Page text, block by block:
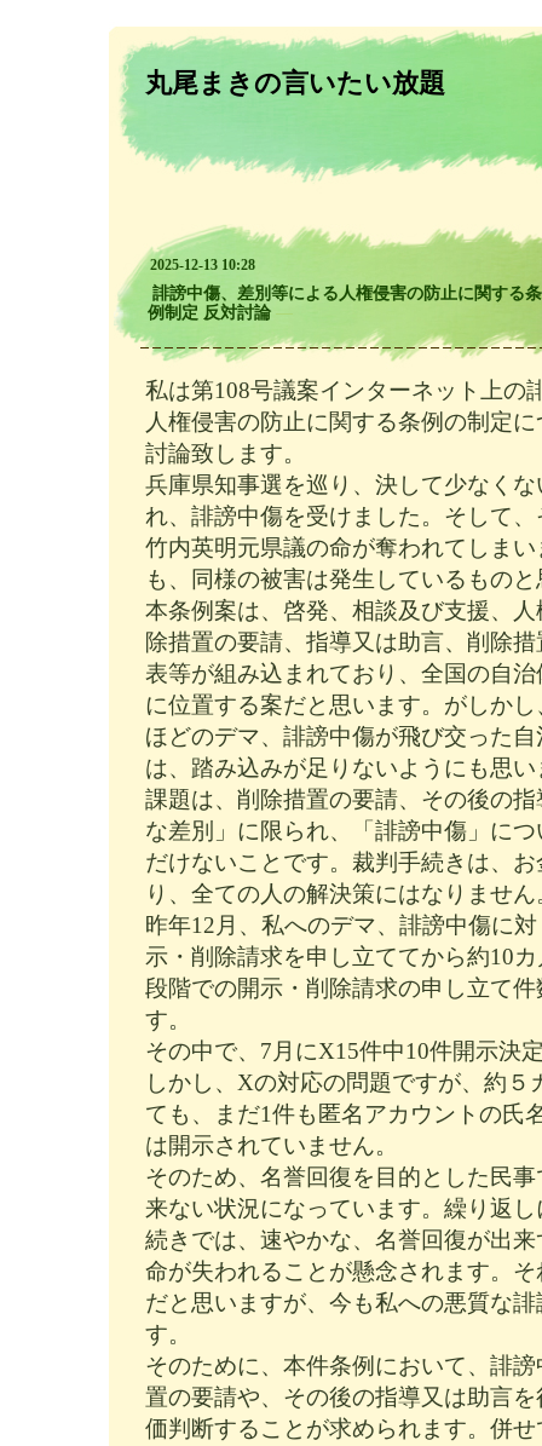
丸尾まきの言いたい放題
誹謗中傷、差別等による人権侵害の防止に関する条
例制定 反対討論 ―
2025-12-13 10:28
私は第108号議案インターネット上の
人権侵害の防止に関する条例の制定
討論致します。
兵庫県知事選を巡り、決して少なく
れ、誹謗中傷を受けました。そして
竹内英明元県議の命が奪われてしま
も、同様の被害は発生しているもの
本条例案は、啓発、相談及び支援、
除措置の要請、指導又は助言、削除
表等が組み込まれており、全国の自
に位置する案だと思います。がしか
ほどのデマ、誹謗中傷が飛び交った
は、踏み込みが足りないようにも思い
課題は、削除措置の要請、その後の
な差別」に限られ、「誹謗中傷」に
だけないことです。裁判手続きは、
り、全ての人の解決策にはなりません
昨年12月、私へのデマ、誹謗中傷に
示・削除請求を申し立ててから約10
段階での開示・削除請求の申し立て
す。
その中で、7月にX15件中10件開示決
しかし、Xの対応の問題ですが、約５
ても、まだ1件も匿名アカウントの氏
は開示されていません。
そのため、名誉回復を目的とした民
来ない状況になっています。繰り返
続きでは、速やかな、名誉回復が出
命が失われることが懸念されます。
だと思いますが、今も私への悪質な
す。
そのために、本件条例において、誹
置の要請や、その後の指導又は助言
価判断することが求められます。併